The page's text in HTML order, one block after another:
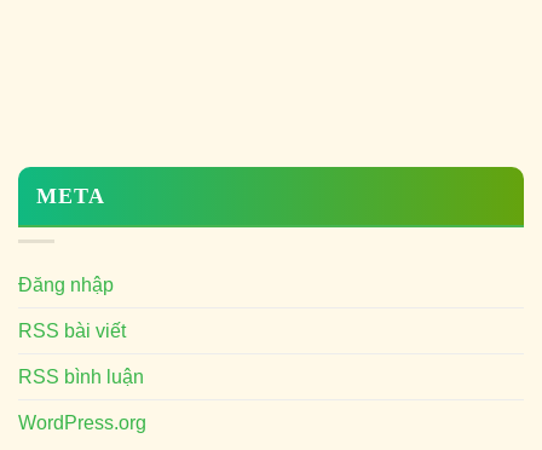
META
Đăng nhập
RSS bài viết
RSS bình luận
WordPress.org